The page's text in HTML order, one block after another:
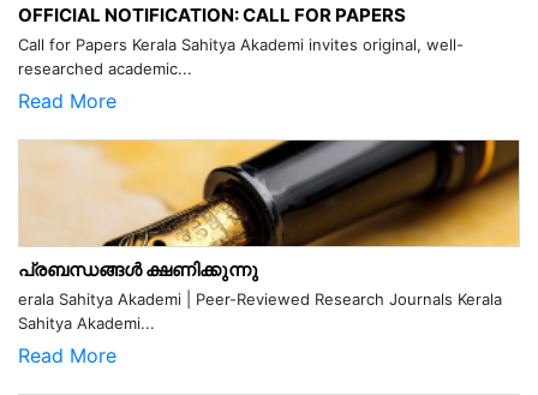
OFFICIAL NOTIFICATION: CALL FOR PAPERS
Call for Papers Kerala Sahitya Akademi invites original, well-
researched academic...
Read More
പ്രബന്ധങ്ങൾ ക്ഷണിക്കുന്നു
erala Sahitya Akademi | Peer-Reviewed Research Journals Kerala
Sahitya Akademi...
Read More